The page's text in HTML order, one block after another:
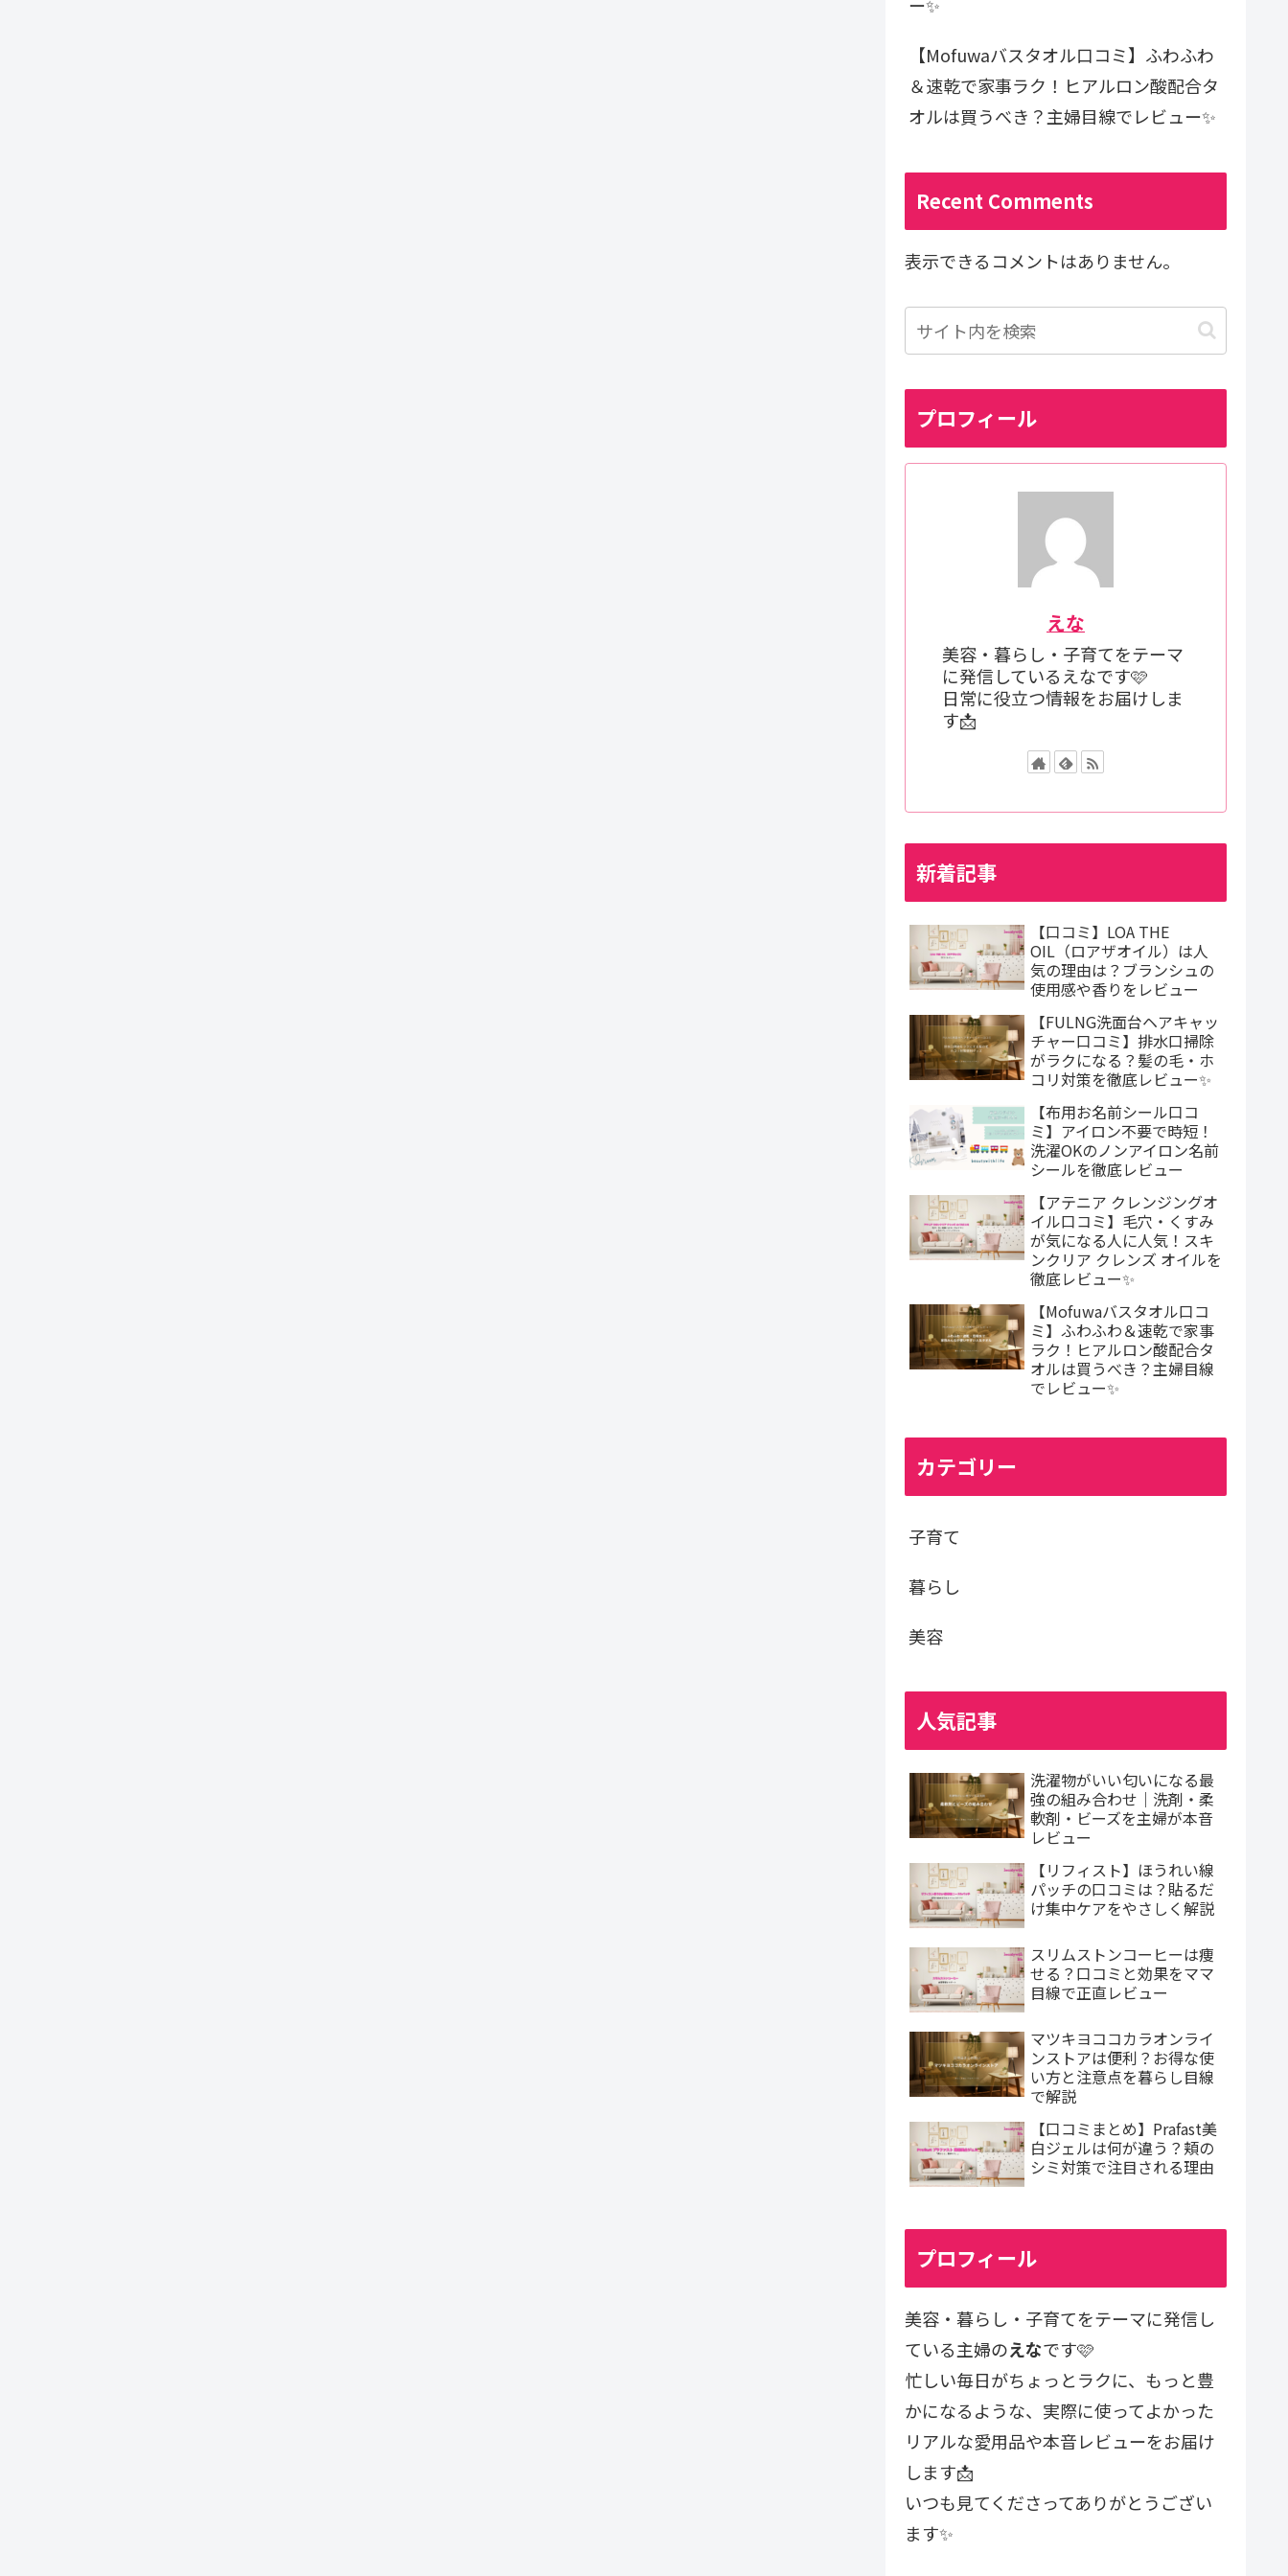
【Mofuwaバスタオル口コミ】ふわふわ
＆速乾で家事ラク！ヒアルロン酸配合タ
オルは買うべき？主婦目線でレビュー✨
Recent Comments
表示できるコメントはありません。
プロフィール
えな
美容・暮らし・子育てをテーマ
に発信しているえなです🩷
日常に役立つ情報をお届けしま
す📩
新着記事
【口コミ】LOA THE
OIL（ロアザオイル）は人
気の理由は？ブランシュの
使用感や香りをレビュー
【FULNG洗面台ヘアキャッ
チャー口コミ】排水口掃除
がラクになる？髪の毛・ホ
コリ対策を徹底レビュー✨
【布用お名前シール口コ
ミ】アイロン不要で時短！
洗濯OKのノンアイロン名前
シールを徹底レビュー
【アテニア クレンジングオ
イル口コミ】毛穴・くすみ
が気になる人に人気！スキ
ンクリア クレンズ オイルを
徹底レビュー✨
【Mofuwaバスタオル口コ
ミ】ふわふわ＆速乾で家事
ラク！ヒアルロン酸配合タ
オルは買うべき？主婦目線
でレビュー✨
カテゴリー
子育て
暮らし
美容
人気記事
洗濯物がいい匂いになる最
強の組み合わせ｜洗剤・柔
軟剤・ビーズを主婦が本音
レビュー
【リフィスト】ほうれい線
パッチの口コミは？貼るだ
け集中ケアをやさしく解説
スリムストンコーヒーは痩
せる？口コミと効果をママ
目線で正直レビュー
マツキヨココカラオンライ
ンストアは便利？お得な使
い方と注意点を暮らし目線
で解説
【口コミまとめ】Prafast美
白ジェルは何が違う？頬の
シミ対策で注目される理由
プロフィール
美容・暮らし・子育てをテーマに発信し
ている主婦のえなです🩷
忙しい毎日がちょっとラクに、もっと豊
かになるような、実際に使ってよかった
リアルな愛用品や本音レビューをお届け
します📩
いつも見てくださってありがとうござい
ます✨